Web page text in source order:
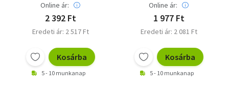
Online ár:
2 392 Ft
Eredeti ár: 2 517 Ft
Kosárba
5 - 10 munkanap
Online ár:
1 977 Ft
Eredeti ár: 2 081 Ft
Kosárba
5 - 10 munkanap